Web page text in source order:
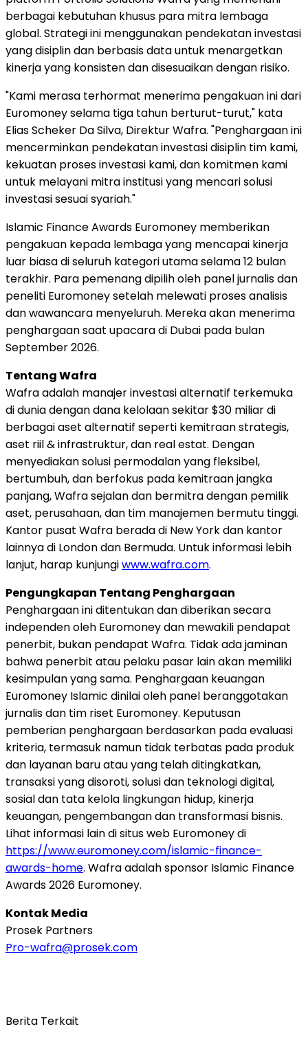
berbagai kebutuhan khusus para mitra lembaga
global. Strategi ini menggunakan pendekatan investasi
yang disiplin dan berbasis data untuk menargetkan
kinerja yang konsisten dan disesuaikan dengan risiko.
"Kami merasa terhormat menerima pengakuan ini dari
Euromoney selama tiga tahun berturut-turut," kata
Elias Scheker Da Silva, Direktur Wafra. "Penghargaan ini
mencerminkan pendekatan investasi disiplin tim kami,
kekuatan proses investasi kami, dan komitmen kami
untuk melayani mitra institusi yang mencari solusi
investasi sesuai syariah."
Islamic Finance Awards Euromoney memberikan
pengakuan kepada lembaga yang mencapai kinerja
luar biasa di seluruh kategori utama selama 12 bulan
terakhir. Para pemenang dipilih oleh panel jurnalis dan
peneliti Euromoney setelah melewati proses analisis
dan wawancara menyeluruh. Mereka akan menerima
penghargaan saat upacara di Dubai pada bulan
September 2026.
Tentang Wafra
Wafra adalah manajer investasi alternatif terkemuka
di dunia dengan dana kelolaan sekitar $30 miliar di
berbagai aset alternatif seperti kemitraan strategis,
aset riil & infrastruktur, dan real estat. Dengan
menyediakan solusi permodalan yang fleksibel,
bertumbuh, dan berfokus pada kemitraan jangka
panjang, Wafra sejalan dan bermitra dengan pemilik
aset, perusahaan, dan tim manajemen bermutu tinggi.
Kantor pusat Wafra berada di New York dan kantor
lainnya di London dan Bermuda. Untuk informasi lebih
lanjut, harap kunjungiwww.wafra.com.
Pengungkapan Tentang Penghargaan
Penghargaan ini ditentukan dan diberikan secara
independen oleh Euromoney dan mewakili pendapat
penerbit, bukan pendapat Wafra. Tidak ada jaminan
bahwa penerbit atau pelaku pasar lain akan memiliki
kesimpulan yang sama. Penghargaan keuangan
Euromoney Islamic dinilai oleh panel beranggotakan
jurnalis dan tim riset Euromoney. Keputusan
pemberian penghargaan berdasarkan pada evaluasi
kriteria, termasuk namun tidak terbatas pada produk
dan layanan baru atau yang telah ditingkatkan,
transaksi yang disoroti, solusi dan teknologi digital,
sosial dan tata kelola lingkungan hidup, kinerja
keuangan, pengembangan dan transformasi bisnis.
Lihat informasi lain di situs web Euromoney di
https://www.euromoney.com/islamic-finance-
awards-home. Wafra adalah sponsor Islamic Finance
Awards 2026 Euromoney.
Kontak Media
Prosek Partners
Pro-wafra@prosek.com
Berita Terkait